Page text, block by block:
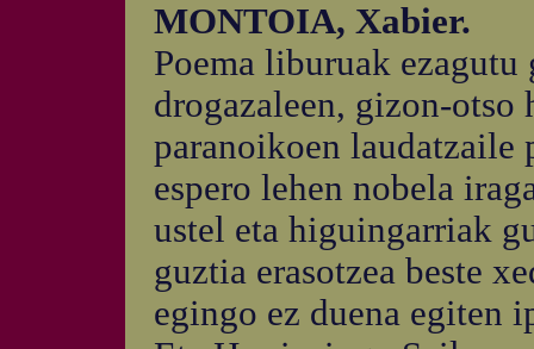
MONTOIA, Xabier.
Poema liburuak
drogazaleen, gizon-otso
paranoikoen laudatzaile
espero lehen nobela
ustel eta higuingarriak
guztia erasotzea beste
egingo ez duena egiten